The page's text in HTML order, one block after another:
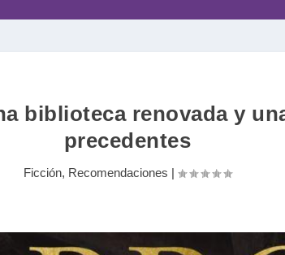
biblioteca renovada y
precedentes
Ficción, Recomendaciones